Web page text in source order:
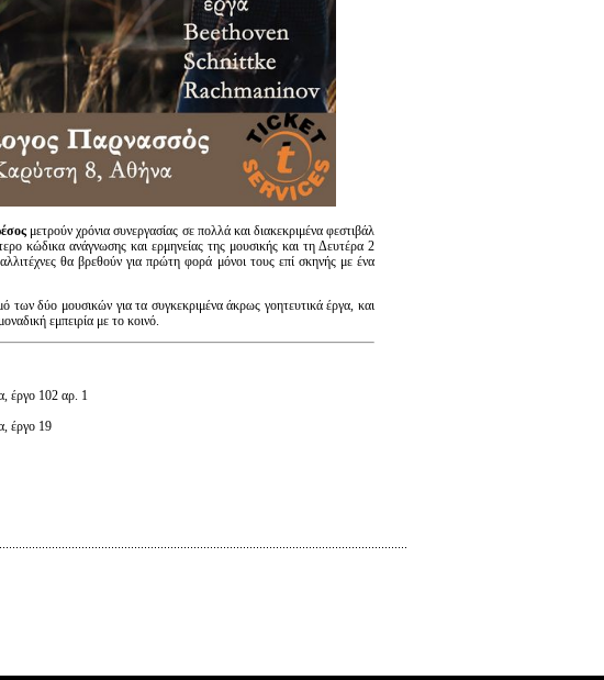
μετρούν χρόνια συνεργασίας σε πολλά και διακεκριμένα φεστιβάλ
κώδικα ανάγνωσης και ερμηνείας της μουσικής και τη Δευτέρα 2
θα βρεθούν για πρώτη φορά μόνοι τους επί σκηνής με ένα
των δύο μουσικών για τα συγκεκριμένα άκρως γοητευτικά έργα, και
εμπειρία με το κοινό.
έργο 102 αρ. 1
έργο 19